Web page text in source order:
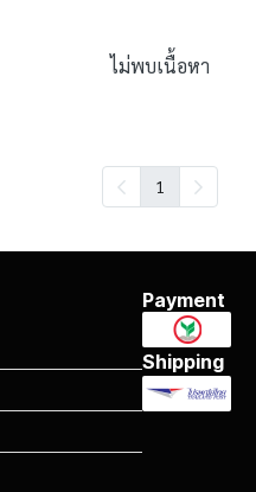
ไม่พบเนื้อหา
1
Payment
Shipping